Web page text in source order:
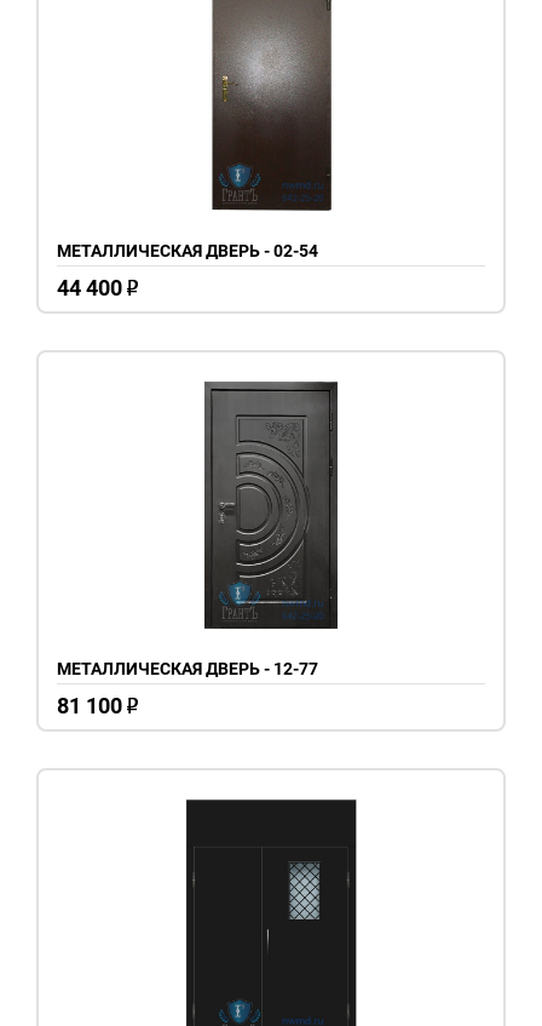
МЕТАЛЛИЧЕСКАЯ ДВЕРЬ - 02-54
44 400 o
МЕТАЛЛИЧЕСКАЯ ДВЕРЬ - 12-77
81 100 o